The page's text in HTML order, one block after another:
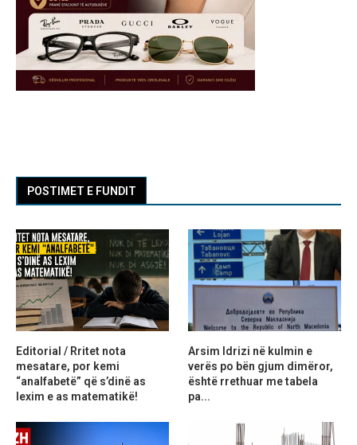
POSTIMET E FUNDIT
Editorial / Rritet nota
mesatare, por kemi
“analfabetë” që s’dinë as
lexim e as matematikë!
Arsim Idrizi në kulmin e
verës po bën gjum dimëror,
është rrethuar me tabela
pa...